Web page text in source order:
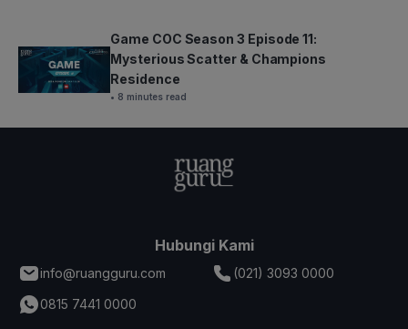
Game COC Season 3 Episode 11:
Mysterious Scatter & Champions
Residence
• 8 minutes read
Hubungi Kami
info@ruangguru.com
(021) 3093 0000
0815 7441 0000